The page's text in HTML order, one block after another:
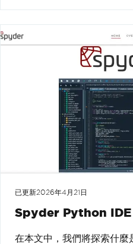
已更新2026年4月21日
Spyder Python IDE
在本文中，我們將探索什